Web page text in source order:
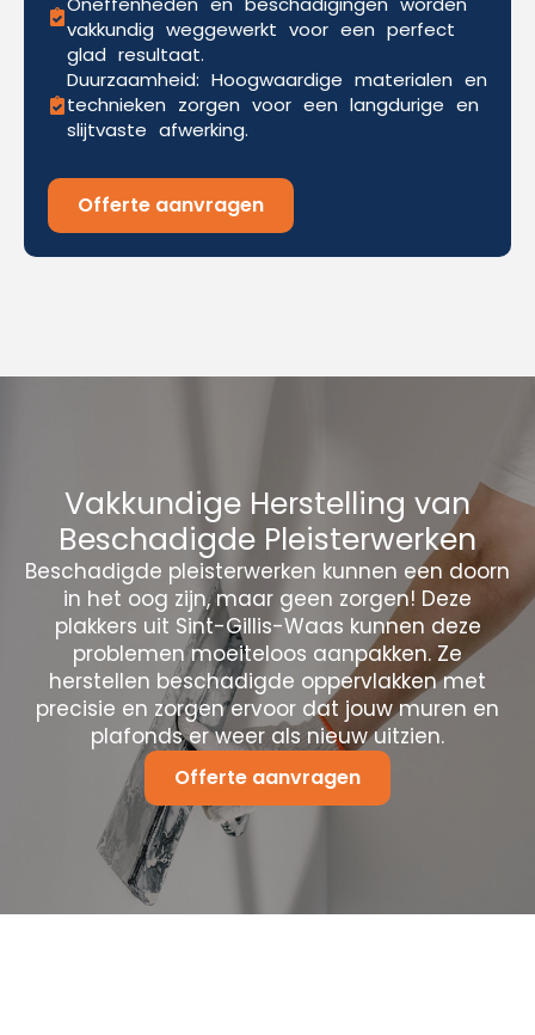
vakkundig weggewerkt voor een perfect
glad resultaat.
Duurzaamheid: Hoogwaardige materialen en
technieken zorgen voor een langdurige en
slijtvaste afwerking.
Offerte aanvragen
Vakkundige Herstelling van
Beschadigde Pleisterwerken
Beschadigde pleisterwerken kunnen een doorn
in het oog zijn, maar geen zorgen! Deze
plakkers uit Sint-Gillis-Waas kunnen deze
problemen moeiteloos aanpakken. Ze
herstellen beschadigde oppervlakken met
precisie en zorgen ervoor dat jouw muren en
plafonds er weer als nieuw uitzien.
Offerte aanvragen